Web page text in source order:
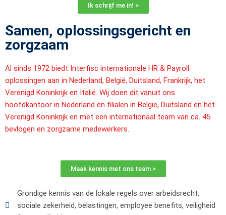
Ik schrijf me in! >
Samen, oplossingsgericht en
zorgzaam
Al sinds 1972 biedt Interfisc internationale HR & Payroll
oplossingen aan in Nederland, België, Duitsland, Frankrijk, het
Verenigd Koninkrijk en Italië. Wij doen dit vanuit ons
hoofdkantoor in Nederland en filialen in België, Duitsland en het
Verenigd Koninkrijk en met een internationaal team van ca. 45
bevlogen en zorgzame medewerkers.
Maak kennis met ons team >
Grondige kennis van de lokale regels over arbeidsrecht,
sociale zekerheid, belastingen, employee benefits, veiligheid